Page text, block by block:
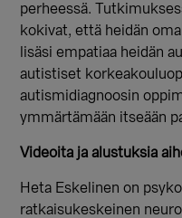
perheessä.
kokivat, että heidän
lisäsi empatiaa heidän
autistiset
autismidiagnoosin
ymmärtämään itseään
Videoita ja alustuksia
Heta Eskelinen on
ratkaisukeskeinen